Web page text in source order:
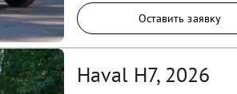
Оставить заявку
Haval H7, 2026